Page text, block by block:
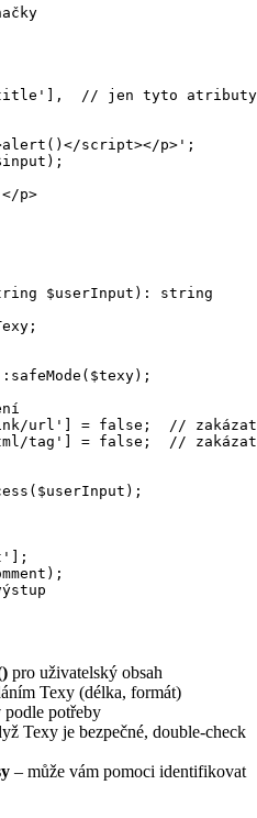
script></p>';
p>
$userInput): string
pro uživatelský obsah
Texy (délka, formát)
podle potřeby
Texy je bezpečné, double-check
– může vám pomoci identifikovat